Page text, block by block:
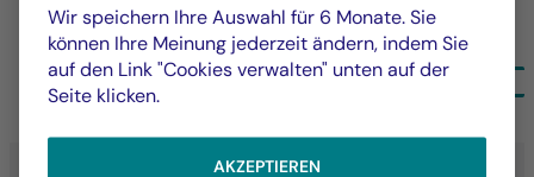
ALLE NEUIGKEITEN
Wir speichern Ihre Auswahl für 6 Monate. Sie
können Ihre Meinung jederzeit ändern, indem Sie
auf den Link "Cookies verwalten" unten auf der
Seite klicken.
AKZEPTIEREN